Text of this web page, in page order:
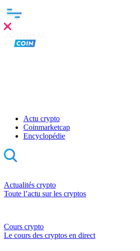
Actu crypto
Coinmarketcap
Encyclopédie
Actualités crypto
Toute l’actu sur les cryptos
Cours crypto
Le cours des cryptos en direct